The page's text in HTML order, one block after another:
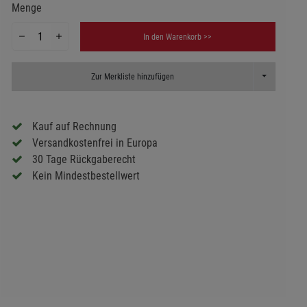
Menge
In den Warenkorb >>
Zur Merkliste hinzufügen Toggle
Kauf auf Rechnung
Versandkostenfrei in Europa
30 Tage Rückgaberecht
Kein Mindestbestellwert